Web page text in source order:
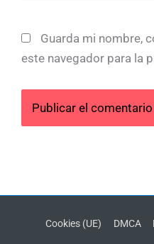
Guarda mi nombre,
este navegador para la
Cookies (UE) DMCA